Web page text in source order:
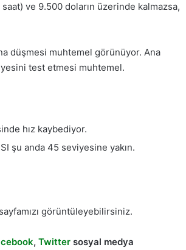
ve 9.500 doların üzerinde kalmazsa,
düşmesi muhtemel görünüyor. Ana
test etmesi muhtemel.
hız kaybediyor.
şu anda 45 seviyesine yakın.
sayfamızı görüntüleyebilirsiniz.
, Twitter sosyal medya